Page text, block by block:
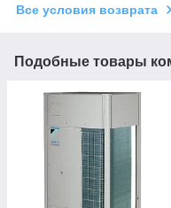
Все условия возврата
Подобные товары